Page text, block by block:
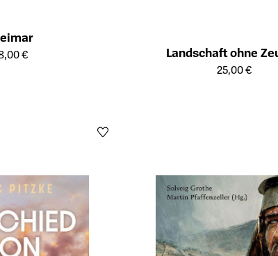
Produkts
€ Landschaft ohne
Öffnet die Detailseite des
25,00 €